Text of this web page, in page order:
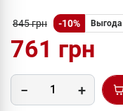
845 грн -10% Выгода
761 грн